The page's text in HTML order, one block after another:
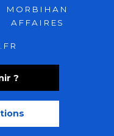
?
MORBIHAN
AFFAIRES